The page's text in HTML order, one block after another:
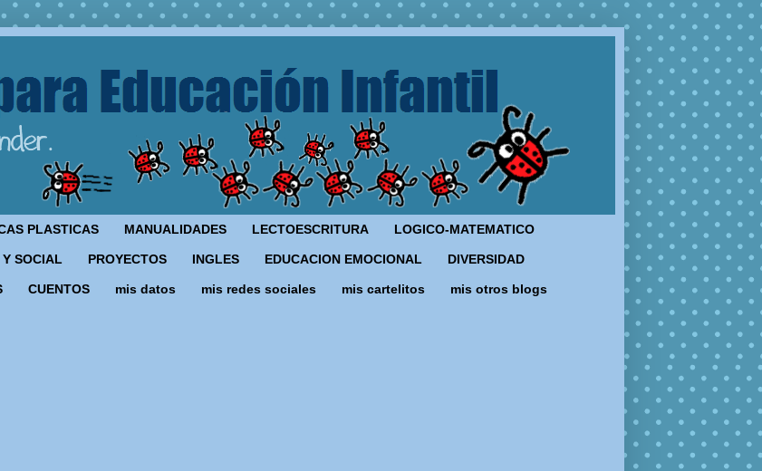
PLASTICAS MANUALIDADES LECTOESCRITURA LOGICO-MATEMATICO
SOCIAL PROYECTOS INGLES EDUCACION EMOCIONAL DIVERSIDAD
CUENTOS mis datos mis redes sociales mis cartelitos mis otros blogs